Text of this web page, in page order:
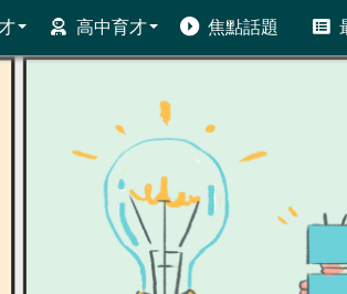
高中育才 焦點話題